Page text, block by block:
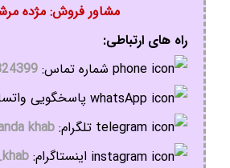
مشاور فروش: مژده
راه های ارتباطی:
شماره تماس:
پاسخگویی
تلگرام:khab@
اینستاگرام: